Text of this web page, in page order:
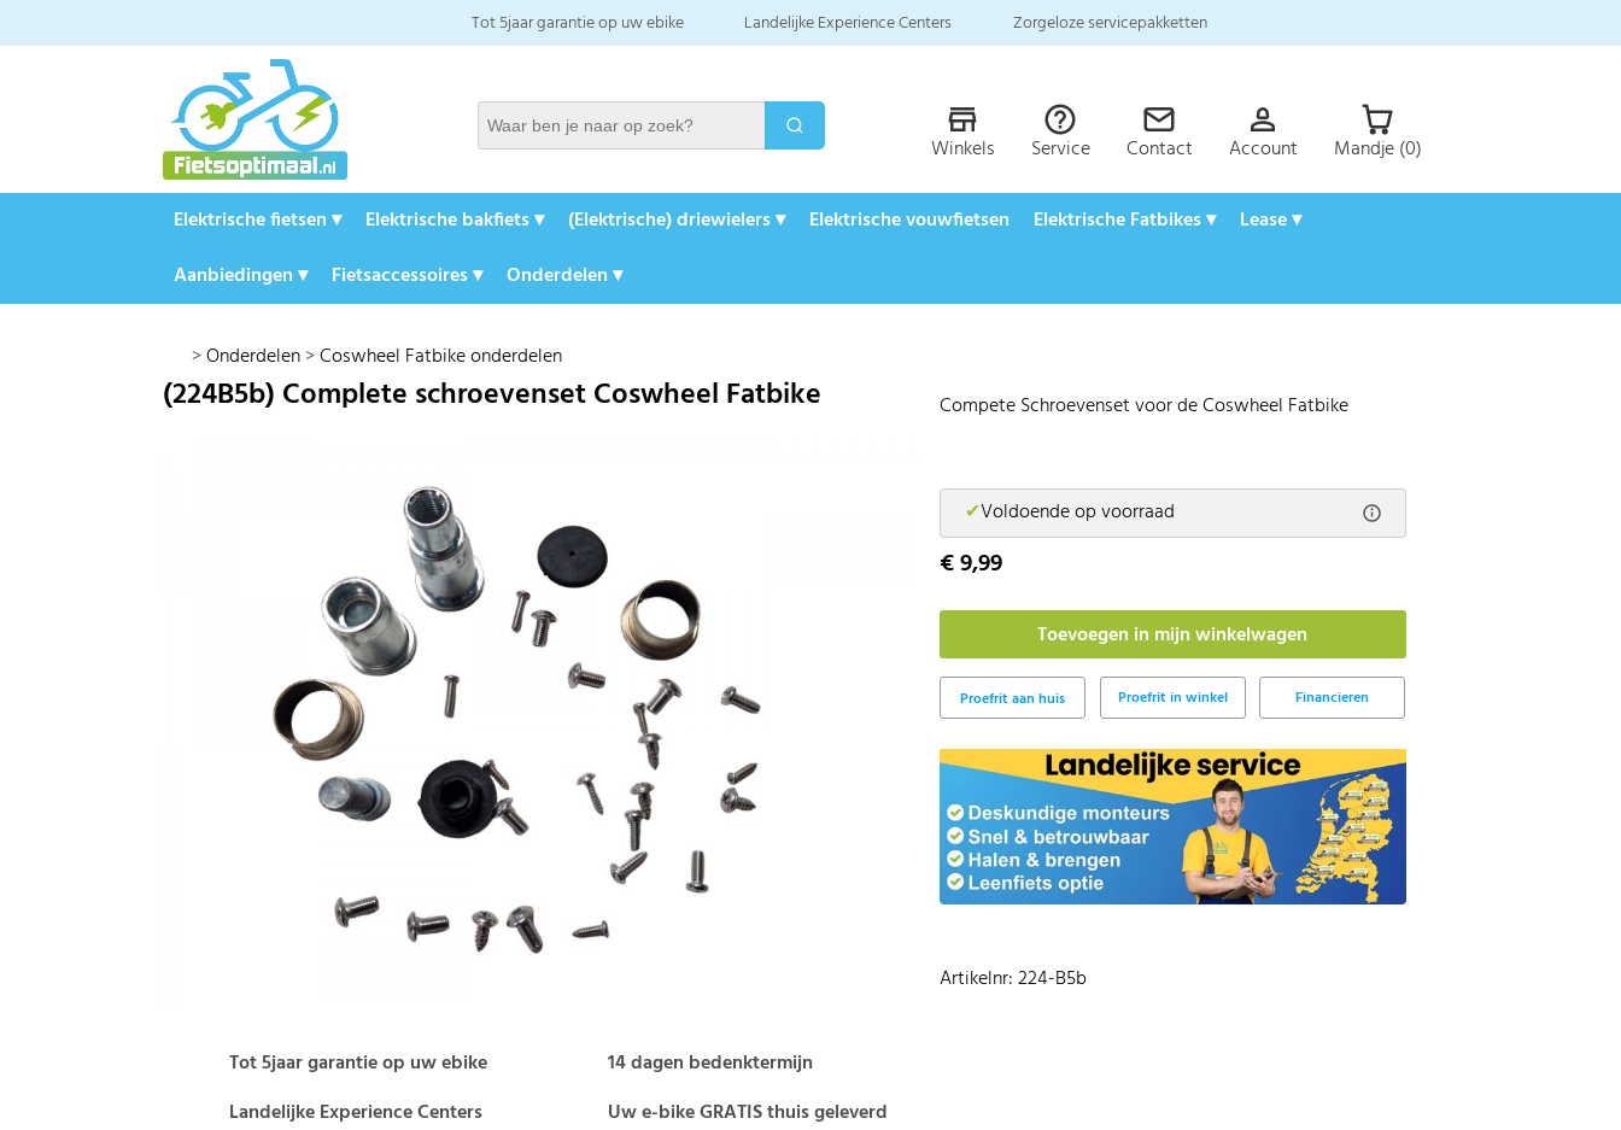
Tot 5jaar garantie op uw ebike Landelijke Experience Centers Zorgeloze servicepakketten
Winkels Service Contact Account Mandje (0)
Elektrische fietsen ▾ Elektrische bakfiets ▾ (Elektrische) driewielers ▾ Elektrische vouwfietsen Elektrische Fatbikes ▾
Lease ▾
Aanbiedingen ▾
Fietsaccessoires ▾ Onderdelen ▾
>Onderdelen>Coswheel Fatbike onderdelen
(224B5b) Complete schroevenset Coswheel Fatbike
Tot 5jaar garantie op uw ebike
Landelijke Experience Centers
14 dagen bedenktermijn
Uw e-bike GRATIS thuis geleverd
Compete Schroevenset voor de Coswheel Fatbike
✔Voldoende op voorraad
€ 9,99
Proefrit in winkel Financieren
Artikelnr: 224-B5b